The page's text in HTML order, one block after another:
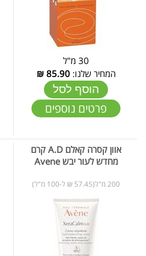
30 מ"ל
המחיר שלנו:85.90
₪
הוסף לסל
פרטים נוספים
אוון קסרה קאלם A.D קרם
מחדש לעור יבש Avene
200 מ"ל(57.45 ₪ ל-100 מ"ל)